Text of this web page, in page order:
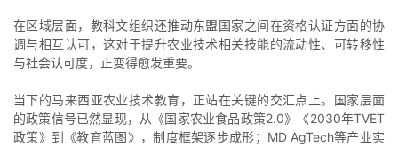
在区域层面，教科文组织还推动东盟国家之间在资格认证方面的协
调与相互认可，这对于提升农业技术相关技能的流动性、可转移性
与社会认可度，正变得愈发重要。
当下的马来西亚农业技术教育，正站在关键的交汇点上。国家层面
的政策信号已然显现，从《国家农业食品政策2.0》《2030年TVET
政策》到《教育蓝图》，制度框架逐步成形；MD AgTech等产业实